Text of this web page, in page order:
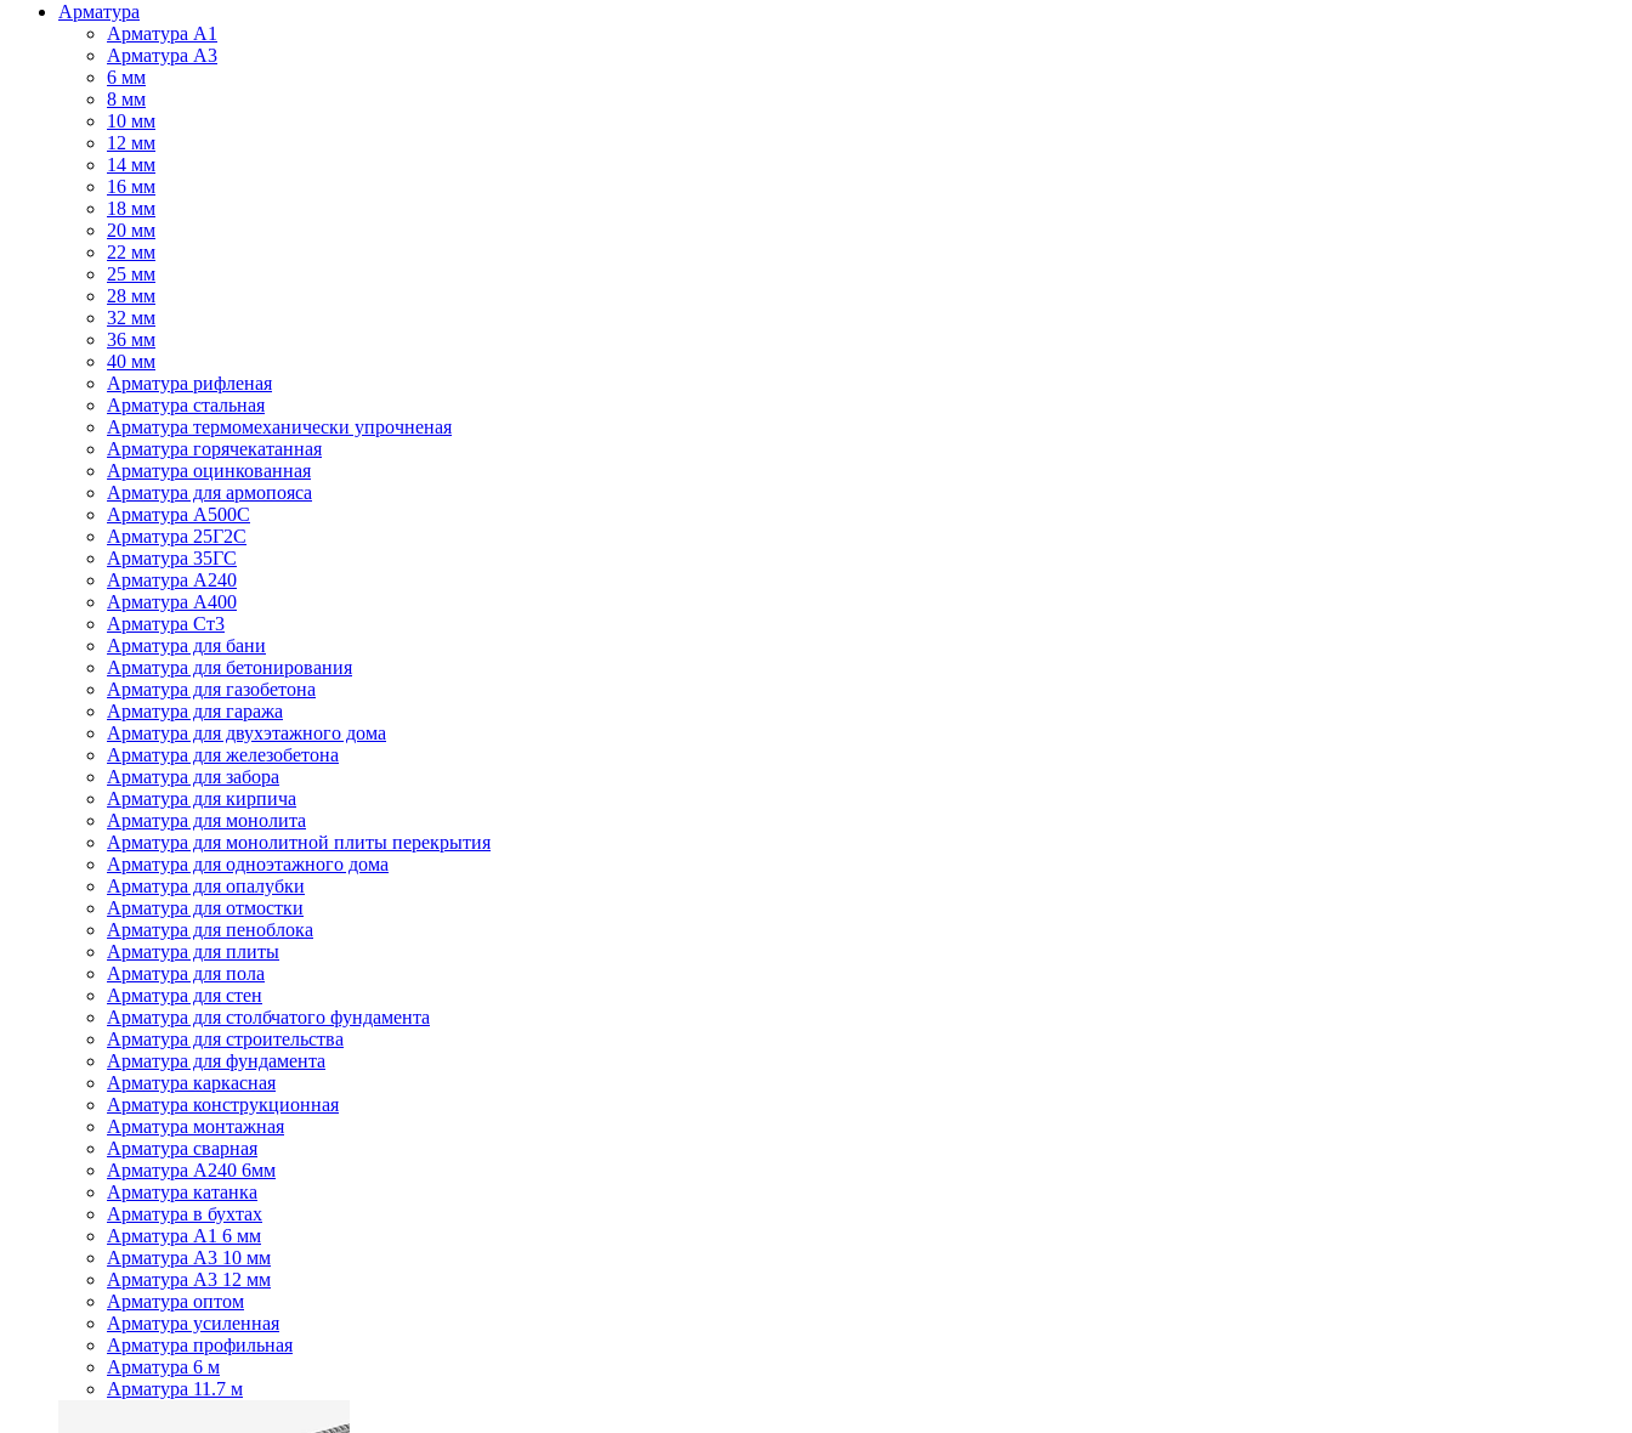
Арматура
Арматура А1
Арматура А3
6 мм
8 мм
10 мм
12 мм
14 мм
16 мм
18 мм
20 мм
22 мм
25 мм
28 мм
32 мм
36 мм
40 мм
Арматура рифленая
Арматура стальная
Арматура термомеханически упрочненая
Арматура горячекатанная
Арматура оцинкованная
Арматура для армопояса
Арматура A500С
Арматура 25Г2С
Арматура 35ГС
Арматура А240
Арматура А400
Арматура Ст3
Арматура для бани
Арматура для бетонирования
Арматура для газобетона
Арматура для гаража
Арматура для двухэтажного дома
Арматура для железобетона
Арматура для забора
Арматура для кирпича
Арматура для монолита
Арматура для монолитной плиты перекрытия
Арматура для одноэтажного дома
Арматура для опалубки
Арматура для отмостки
Арматура для пеноблока
Арматура для плиты
Арматура для пола
Арматура для стен
Арматура для столбчатого фундамента
Арматура для строительства
Арматура для фундамента
Арматура каркасная
Арматура конструкционная
Арматура монтажная
Арматура сварная
Арматура А240 6мм
Арматура катанка
Арматура в бухтах
Арматура А1 6 мм
Арматура А3 10 мм
Арматура А3 12 мм
Арматура оптом
Арматура усиленная
Арматура профильная
Арматура 6 м
Арматура 11.7 м